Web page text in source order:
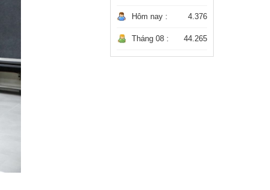
Hôm nay : 4.376
Tháng 08 : 44.265